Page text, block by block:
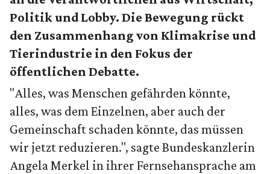
Politik und Lobby. Die Bewegung rückt
den Zusammenhang von Klimakrise und
Tierindustrie in den Fokus der
öffentlichen Debatte.
"Alles, was Menschen gefährden könnte,
alles, was dem Einzelnen, aber auch der
Gemeinschaft schaden könnte, das müssen
wir jetzt reduzieren.", sagte Bundeskanzlerin
Angela Merkel in ihrer Fernsehansprache am